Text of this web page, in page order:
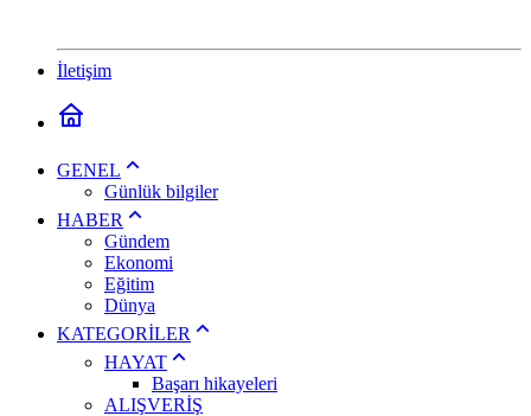
İletişim
GENEL
Günlük bilgiler
HABER
Gündem
Ekonomi
Eğitim
Dünya
KATEGORİLER
HAYAT
Başarı hikayeleri
ALIŞVERİŞ